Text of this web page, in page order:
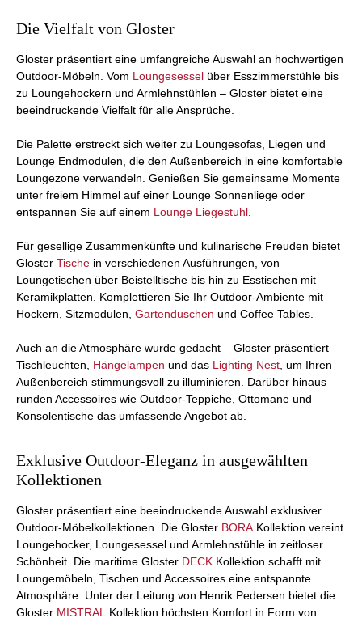
Die Vielfalt von Gloster
Gloster präsentiert eine umfangreiche Auswahl an hochwertigen
Outdoor-Möbeln. Vom Loungesessel über Esszimmerstühle bis
zu Loungehockern und Armlehnstühlen – Gloster bietet eine
beeindruckende Vielfalt für alle Ansprüche.
Die Palette erstreckt sich weiter zu Loungesofas, Liegen und
Lounge Endmodulen, die den Außenbereich in eine komfortable
Loungezone verwandeln. Genießen Sie gemeinsame Momente
unter freiem Himmel auf einer Lounge Sonnenliege oder
entspannen Sie auf einem Lounge Liegestuhl.
Für gesellige Zusammenkünfte und kulinarische Freuden bietet
Gloster Tische in verschiedenen Ausführungen, von
Loungetischen über Beistelltische bis hin zu Esstischen mit
Keramikplatten. Komplettieren Sie Ihr Outdoor-Ambiente mit
Hockern, Sitzmodulen, Gartenduschen und Coffee Tables.
Auch an die Atmosphäre wurde gedacht – Gloster präsentiert
Tischleuchten, Hängelampen und das Lighting Nest, um Ihren
Außenbereich stimmungsvoll zu illuminieren. Darüber hinaus
runden Accessoires wie Outdoor-Teppiche, Ottomane und
Konsolentische das umfassende Angebot ab.
Exklusive Outdoor-Eleganz in ausgewählten
Kollektionen
Gloster präsentiert eine beeindruckende Auswahl exklusiver
Outdoor-Möbelkollektionen. Die Gloster BORAKollektion vereint
Loungehocker, Loungesessel und Armlehnstühle in zeitloser
Schönheit. Die maritime Gloster DECK Kollektion schafft mit
Loungemöbeln, Tischen und Accessoires eine entspannte
Atmosphäre. Unter der Leitung von Henrik Pedersen bietet die
Gloster MISTRAL Kollektion höchsten Komfort in Form von